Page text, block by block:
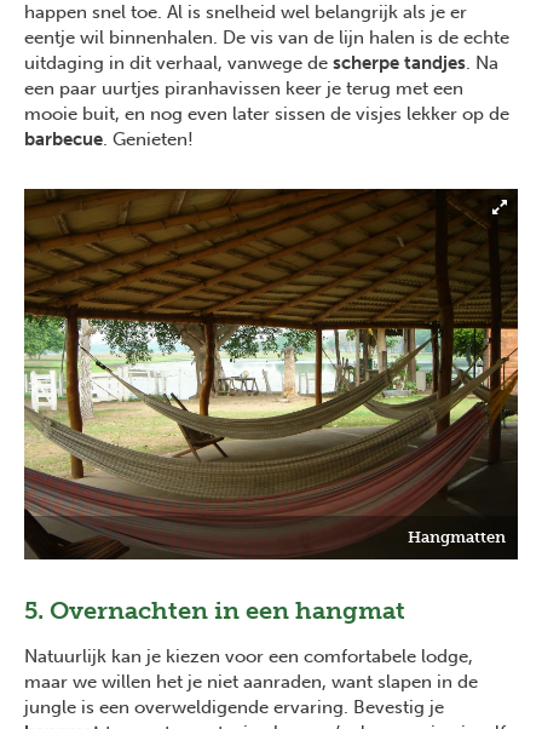
happen snel toe. Al is snelheid wel belangrijk als je er
eentje wil binnenhalen. De vis van de lijn halen is de echte
uitdaging in dit verhaal, vanwege de scherpe tandjes. Na
een paar uurtjes piranhavissen keer je terug met een
mooie buit, en nog even later sissen de visjes lekker op de
barbecue. Genieten!
Hangmatten
5. Overnachten in een hangmat
Natuurlijk kan je kiezen voor een comfortabele lodge,
maar we willen het je niet aanraden, want slapen in de
jungle is een overweldigende ervaring. Bevestig je